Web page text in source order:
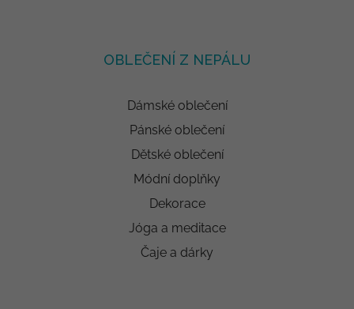
OBLEČENÍ Z NEPÁLU
Dámské oblečení
Pánské oblečení
Dětské oblečení
Módní doplňky
Dekorace
Jóga a meditace
Čaje a dárky